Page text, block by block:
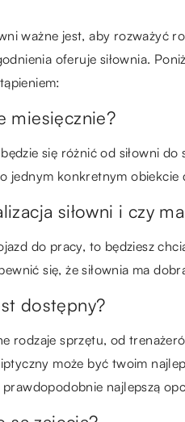
ważne jest, aby rozważyć
oferuje siłownia.
miesięcznie?
się różnić od siłowni
jednym konkretnym obiekcie
siłowni i czy
do pracy, to będziesz
się, że siłownia ma
dostępny?
rodzaje sprzętu, od
może być twoim
najlepszą